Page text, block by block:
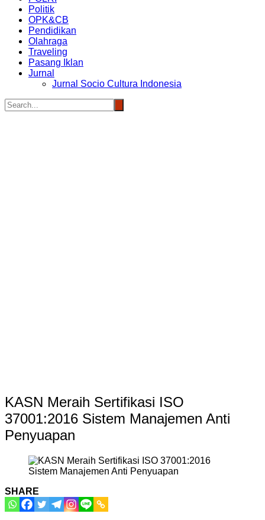
Politik
OPK&CB
Pendidikan
Olahraga
Traveling
Pasang Iklan
Jurnal
Jurnal Socio Cultura Indonesia
KASN Meraih Sertifikasi ISO
37001:2016 Sistem Manajemen Anti
Penyuapan
SHARE